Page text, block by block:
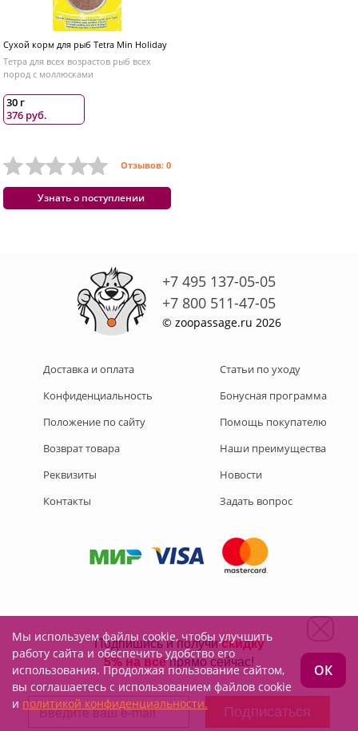
Сухой корм для рыб Tetra Min Holiday
Тетра для всех возрастов рыб всех
пород с моллюсками
30 г
376 руб.
Отзывов: 0
Узнать о поступлении
+7 495 137-05-05
+7 800 511-47-05
© zoopassage.ru 2026
Доставка и оплата
Конфиденциальность
Положение по сайту
Возврат товара
Реквизиты
Контакты
Статьи по уходу
Бонусная программа
Помощь покупателю
Наши преимущества
Новости
Задать вопрос
Подписывайтесь на нас:
Мы используем файлы cookie, чтобы улучшить
работу сайта и обеспечить удобство его
использования. Продолжая пользование сайтом,
вы соглашаетесь с использованием файлов cookie
и политикой конфиденциальности.
ОК